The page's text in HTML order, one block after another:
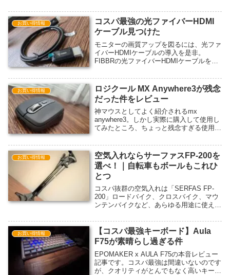
す。ヘアビューロン、ReFa、アドスト、
ラディアント、ダイソンを検討されている
方にも参考になると思います。
お買い得情報
コスパ最強の光ファイバーHDMI
ケーブル見つけた
モニターの画質アップを図るには、光ファ
イバーHDMIケーブルの導入を是非。
FIBBRの光ファイバーHDMIケーブルをレ
術的限界点を乗り越え、より高質な映像
を。
お買い得情報
ロジクール MX Anywhere3が残念
だった件をレビュー
神マウスとしてよく紹介されるmx
anywhere3。しかし実際に購入して使用し
てみたところ、ちょっと残念すぎる使用感
お買い得情報
空気入れならサーファスFP-200を
選べ！｜自転車もボールもこれひ
とつ
コスパ抜群の空気入れは「SERFAS FP-
200」ロードバイク、クロスバイク、マウ
ンテンバイクなど、あらゆる用途に使える
必見！
お買い得情報
【コスパ最強キーボード】Aula
F75が素晴らし過ぎる件
EPOMAKER x AULA F75の本音レビュー
記事です。コスパ最強は間違いないのです
が、クオリティがとんでもなく高いキーボ